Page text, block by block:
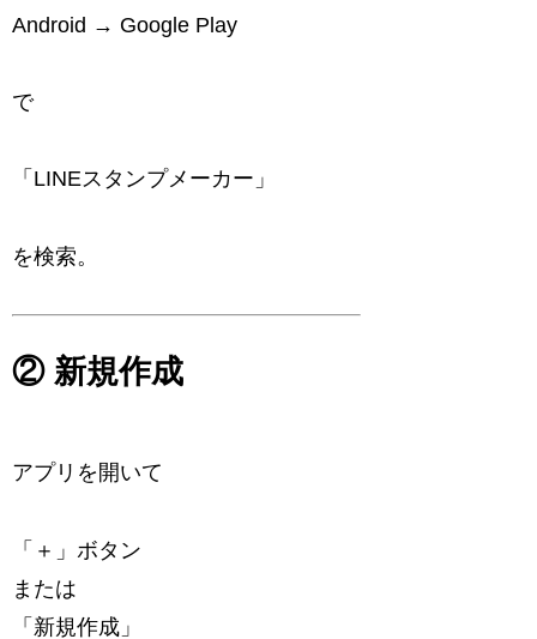
Android → Google Play
で
「LINEスタンプメーカー」
を検索。
② 新規作成
アプリを開いて
「＋」ボタン
または
「新規作成」